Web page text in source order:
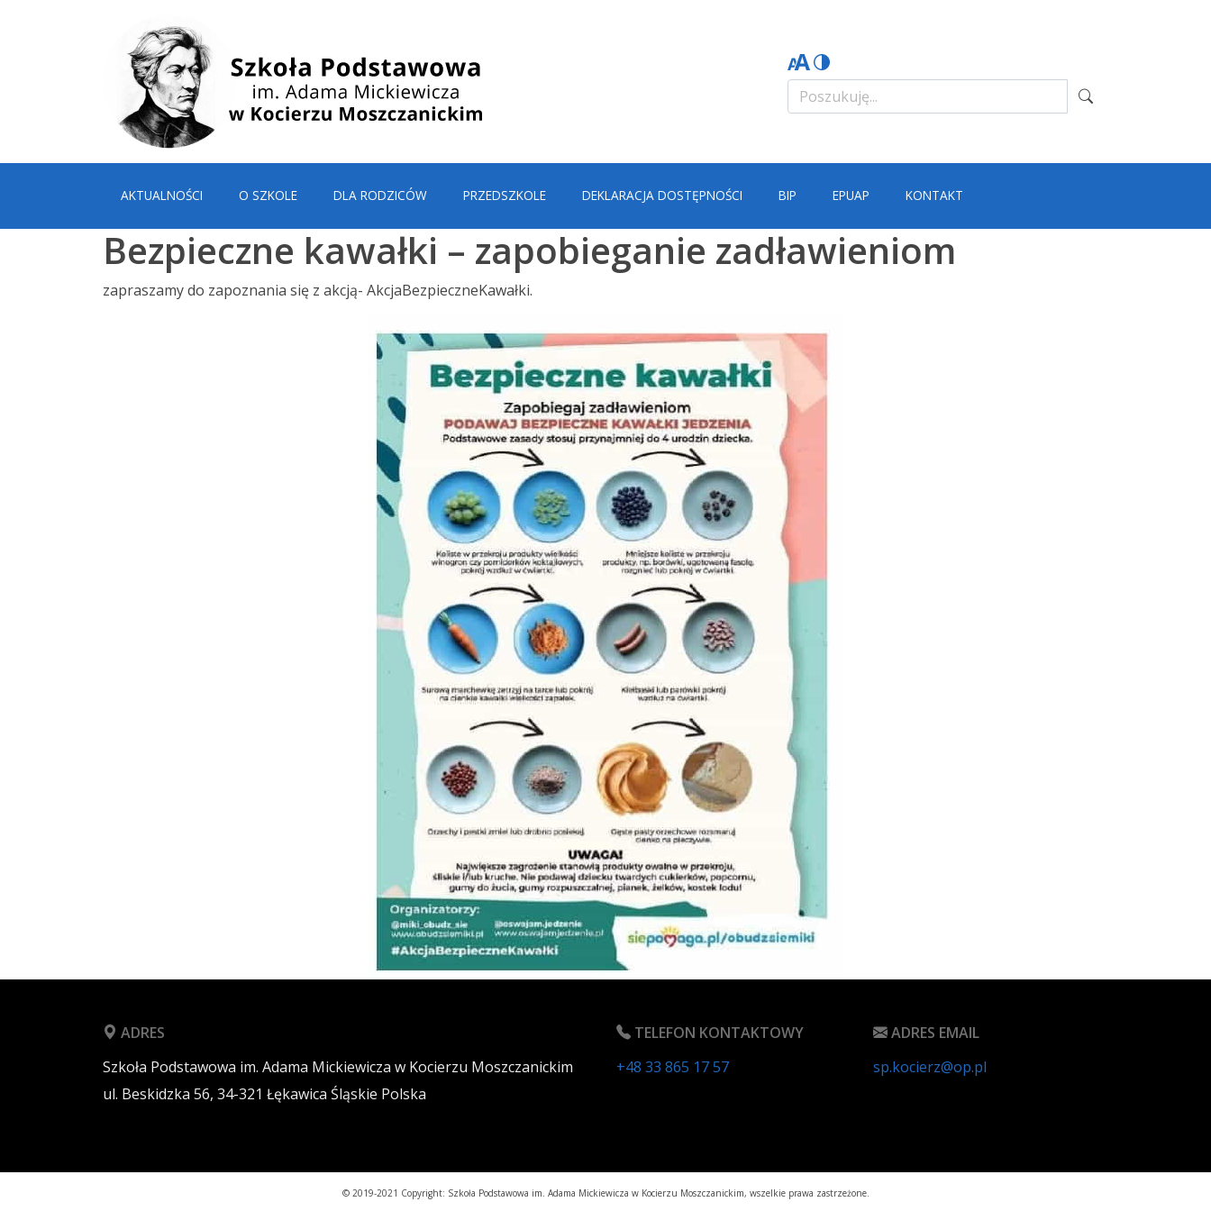
AKTUALNOŚCI O SZKOLE DLA RODZICÓW PRZEDSZKOLE DEKLARACJA DOSTĘPNOŚCI BIP EPUAP KONTAKT
Bezpieczne kawałki – zapobieganie zadławieniom
zapraszamy do zapoznania się z akcją- AkcjaBezpieczneKawałki.
ADRES
Szkoła Podstawowa im. Adama Mickiewicza w Kocierzu Moszczanickim
ul. Beskidzka 56, 34-321 Łękawica Śląskie Polska
TELEFON KONTAKTOWY
+48 33 865 17 57
ADRES EMAIL
sp.kocierz@op.pl
© 2019-2021 Copyright: Szkoła Podstawowa im. Adama Mickiewicza w Kocierzu Moszczanickim, wszelkie prawa zastrzeżone.